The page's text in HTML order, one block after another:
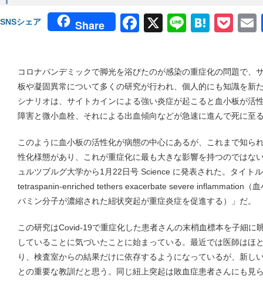
SNSシェア Share Facebook
X Line
コロナパンデミックで脚光を浴びたのが感染の重症化の問題で、
板や凝固異常について多くの研究が行われ、個人的にも知識を新
シナリオは、サイトカインによる強い炎症が起こると血小板が活
障害と微小血栓、それによる出血傾向などが急速に進んで死に至
このように血小板の活性化が病態の中心にあるが、これまで知ら
性化様態があり、これが重症化に最も大きな影響を持つのではな
ュルツブルグ大学から1月22日号 Science に発表された。タイト
tetraspanin-enriched tethers exacerbate severe inflammation（
パミン分子が濃縮された紐状突起が重症炎症を促進する）」だ。
この研究はCovid-19で重症化した患者さんの末梢血標本を子細に
していることに気づいたことに始まっている。最近では医師はほ
り、検査室からの結果だけに依存するようになっているが、新し
との重要な教訓だと思う。同じ紐上突起は敗血症患者さんにも見